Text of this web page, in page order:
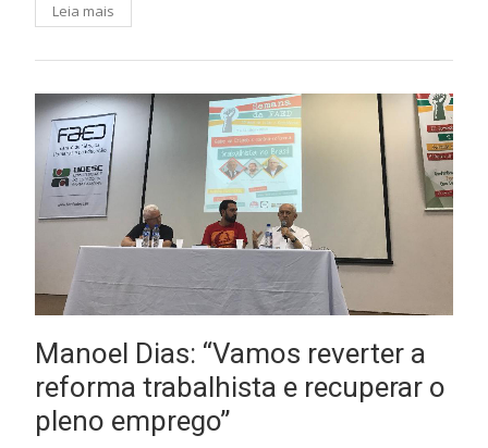
Leia mais
Manoel Dias: “Vamos reverter a
reforma trabalhista e recuperar o
pleno emprego”